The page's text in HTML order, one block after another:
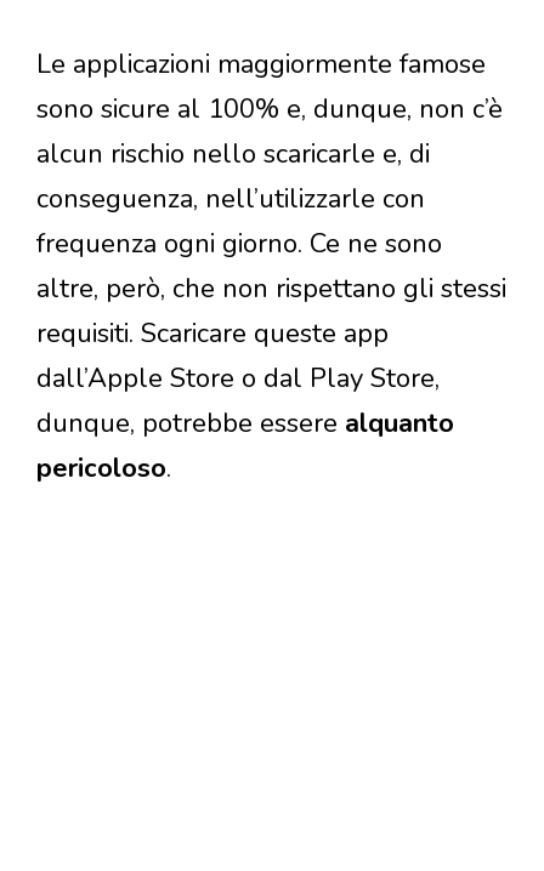
Le applicazioni maggiormente famose
sono sicure al 100% e, dunque, non c’è
alcun rischio nello scaricarle e, di
conseguenza, nell’utilizzarle con
frequenza ogni giorno. Ce ne sono
altre, però, che non rispettano gli stessi
requisiti. Scaricare queste app
dall’Apple Store o dal Play Store,
dunque, potrebbe essere alquanto
pericoloso.